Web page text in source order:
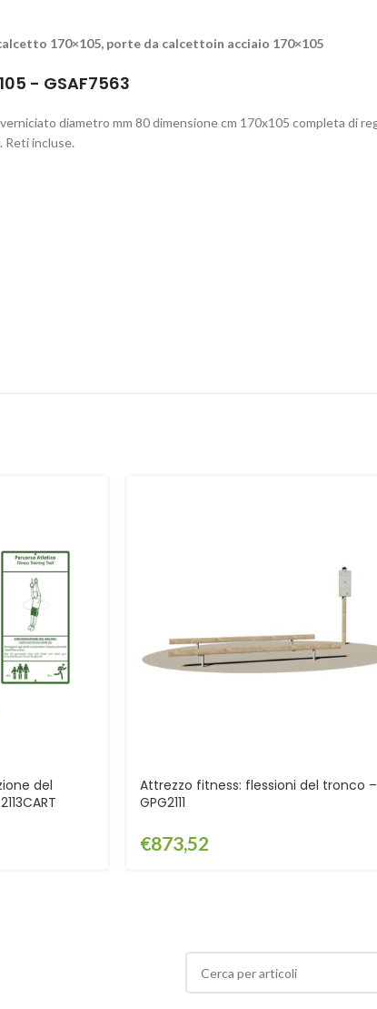
170×105, porte da calcettoin acciaio 170×105
- GSAF7563
diametro mm 80 dimensione cm 170x105 completa di
Reti incluse.
del
Attrezzo fitness: flessioni del tronco –
GPG2111
€873,52